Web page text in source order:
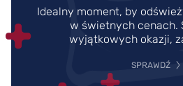
Idealny moment, by
w świetnych cenach.
wyjątkowych okazji,
SPRAWDŹ